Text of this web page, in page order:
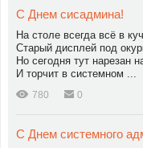
С Днем сисадмина!
На столе всегда всё в
Старый дисплей под
Но сегодня тут нарезан
И торчит в системном ...
780 0
С Днем системного